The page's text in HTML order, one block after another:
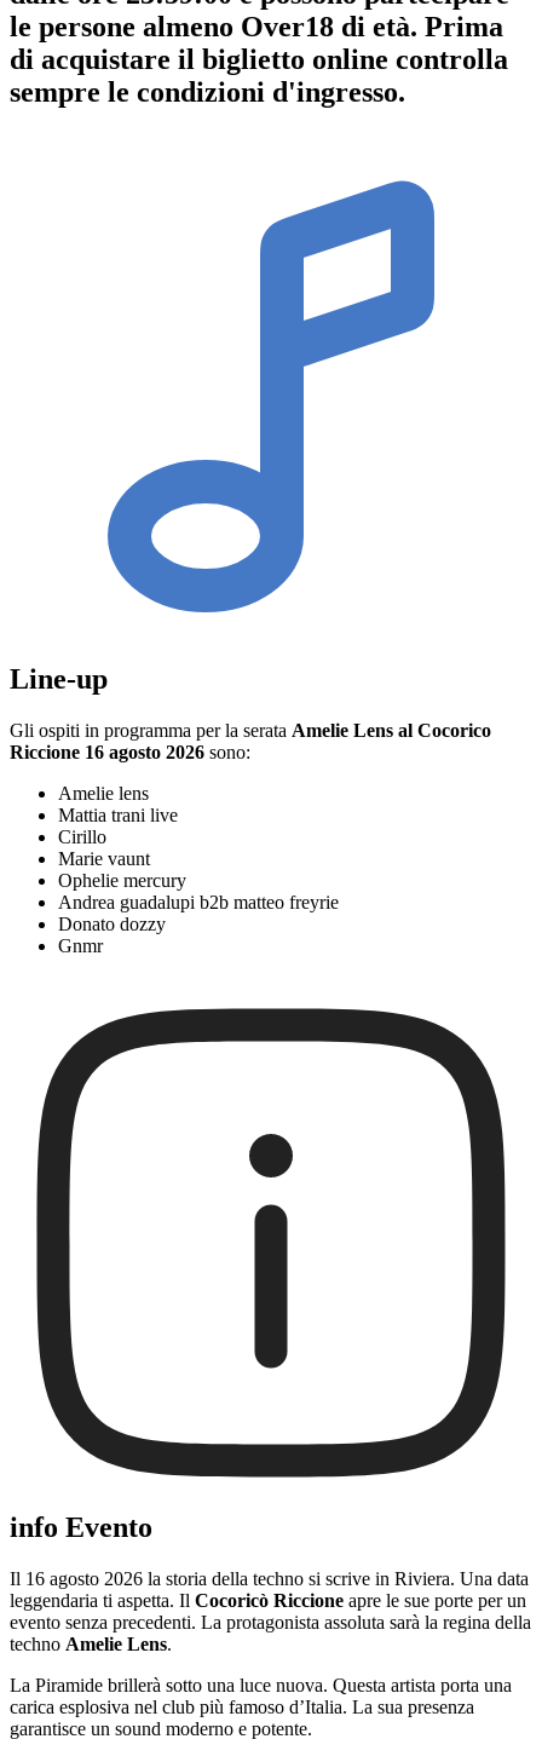
le persone almeno Over18 di età. Prima
di acquistare il biglietto online controlla
sempre le condizioni d'ingresso.
Line-up
Gli ospiti in programma per la serata Amelie Lens al Cocorico
Riccione 16 agosto 2026 sono:
Amelie lens
Mattia trani live
Cirillo
Marie vaunt
Ophelie mercury
Andrea guadalupi b2b matteo freyrie
Donato dozzy
Gnmr
info Evento
Il 16 agosto 2026 la storia della techno si scrive in Riviera. Una data
leggendaria ti aspetta. Il Cocoricò Riccione apre le sue porte per un
evento senza precedenti. La protagonista assoluta sarà la regina della
techno Amelie Lens.
La Piramide brillerà sotto una luce nuova. Questa artista porta una
carica esplosiva nel club più famoso d’Italia. La sua presenza
garantisce un sound moderno e potente.